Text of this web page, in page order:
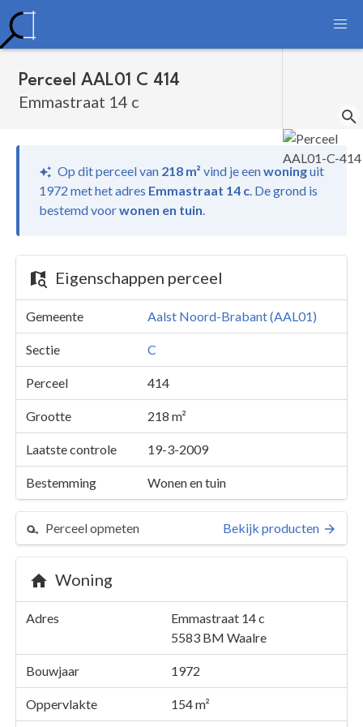
Perceel AAL01 C 414
Emmastraat 14 c
Op dit perceel van 218 m² vind jeeenwoninguit
1972 met het adres Emmastraat 14 c. De grond is
bestemd voorwonen en tuin.
Eigenschappen perceel
Gemeente Aalst Noord-Brabant (AAL01)
Sectie C
Perceel 414
Grootte 218 m²
Laatste controle 19-3-2009
Bestemming Wonen en tuin
Perceel opmeten Bekijk producten
Woning
Adres
Emmastraat 14 c
5583 BM Waalre
Bouwjaar 1972
Oppervlakte 154 m²
Perceel 414
Kaarten en rapporten